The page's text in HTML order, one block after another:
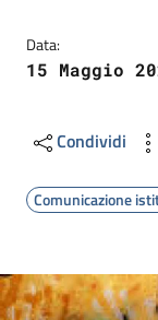
Data:
15 Maggio
Condividi
Comunicazione
Image